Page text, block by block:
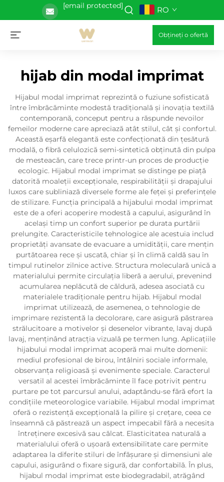
[email protected] RO
Obțineți o ofertă
hijab din modal imprimat
Hijabul modal imprimat reprezintă o fuziune sofisticată
între îmbrăcăminte modestă tradițională și inovația textilă
contemporană, conceput pentru a răspunde nevoilor
femeilor moderne care apreciază atât stilul, cât și confortul.
Această eșarfă elegantă este confecționată din țesătură
modală, o fibră celulozică semi-sintetică obținută din pulpa
de mesteacăn, care trece printr-un proces de producție
ecologic. Hijabul modal imprimat se distinge pe piață
datorită moaleții excepționale, respirabilității și drapajului
luxos care subliniază diversele forme ale feței și preferințele
de stilizare. Funcția principală a hijabului modal imprimat
este de a oferi acoperire modestă a capului, asigurând în
același timp un confort superior pe durata purtării
prelungite. Caracteristicile tehnologice ale acestuia includ
proprietăți avansate de evacuare a umidității, care mențin
purtătoarea rece și uscată, chiar și în climă caldă sau în
timpul rutinelor zilnice active. Structura moleculară unică a
materialului permite circulația liberă a aerului, prevenind
acumularea neplăcută de căldură, adesea asociată cu
materialele tradiționale pentru hijab. Hijabul modal
imprimat utilizează, de asemenea, o tehnologie de
imprimare rezistentă la decolorare, care asigură păstrarea
strălucitoare a motivelor și desenelor vibrante, lavaj după
lavaj, menținând atracția vizuală pe termen lung. Aplicațiile
hijabului modal imprimat acoperă mai multe domenii:
mediul profesional de birou, întâlniri sociale informale,
observanța religioasă și evenimente speciale. Caracterul
versatil al acestei îmbrăcăminte îl face potrivit pentru
purtare pe tot parcursul anului, adaptându-se fără efort la
condițiile meteorologice variabile. Hijabul modal imprimat
oferă o rezistență excepțională la pilire și crețare, ceea ce
înseamnă că păstrează un aspect impecabil fără a necesita
întreținere excesivă sau călcat. Elasticitatea naturală a
materialului oferă o ușoară extensibilitate care permite
adaptarea la diferite stiluri de înfășurare și dimensiuni ale
capului, asigurând o fixare sigură, dar confortabilă. În plus,
hijabul modal imprimat este biodegradabil, atrăgând